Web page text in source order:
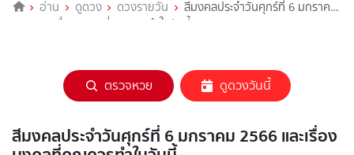
อ่าน ดูดวง ดวงรายวัน
สีมงคลประจำวันศุกร์ที่ 6 มกราคม
2566 และเรื่องมงคลที่คุณควรทำในวันนี้
ตรวจหวย ดูดวงวันนี้
สีมงคลประจำวันศุกร์ที่ 6 มกราคม 2566 และเรื่อง